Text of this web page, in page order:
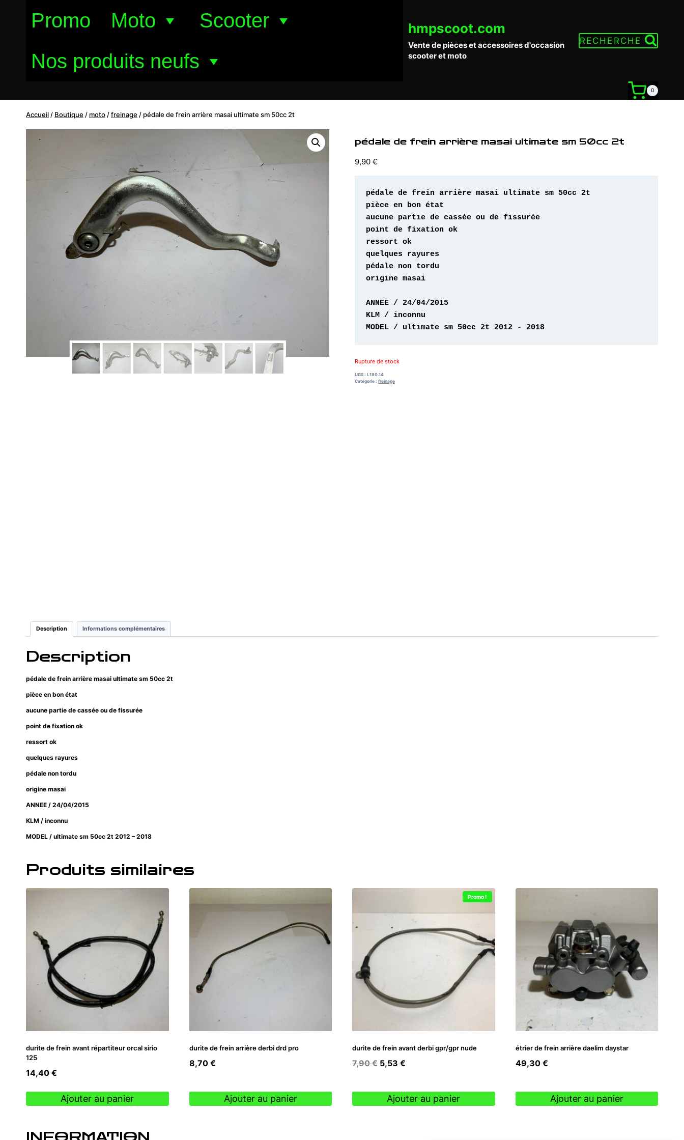
Promo Moto
Scooter
Nos produits neufs
hmpscoot.com
Vente de pièces et accessoires d'occasion
scooter et moto
RECHERCHE
0
Accueil / Boutique / moto /freinage / pédale de frein arrière masai ultimate sm 50cc 2t
pédale de frein arrière masai ultimate sm 50cc 2t
9,90 €
origine masai
MODEL / ultimate sm 50cc 2t 2012 - 2018
Rupture de stock
UGS : L180.14
Catégorie : freinage
Description Informations complémentaires
Description
pédale de frein arrière masai ultimate sm 50cc 2t
pièce en bon état
aucune partie de cassée ou de fissurée
point de fixation ok
ressort ok
quelques rayures
pédale non tordu
origine masai
ANNEE / 24/04/2015
KLM / inconnu
MODEL / ultimate sm 50cc 2t 2012 – 2018
Produits similaires
durite de frein avant répartiteur orcal sirio
125
14,40 €
Ajouter au panier
durite de frein arrière derbi drd pro
8,70 €
Ajouter au panier
Promo !
durite de frein avant derbi gpr/gpr nude
7,90€ Le
était :
5,53 €
est :
Ajouter au panier
étrier de frein arrière daelim daystar
49,30 €
Ajouter au panier